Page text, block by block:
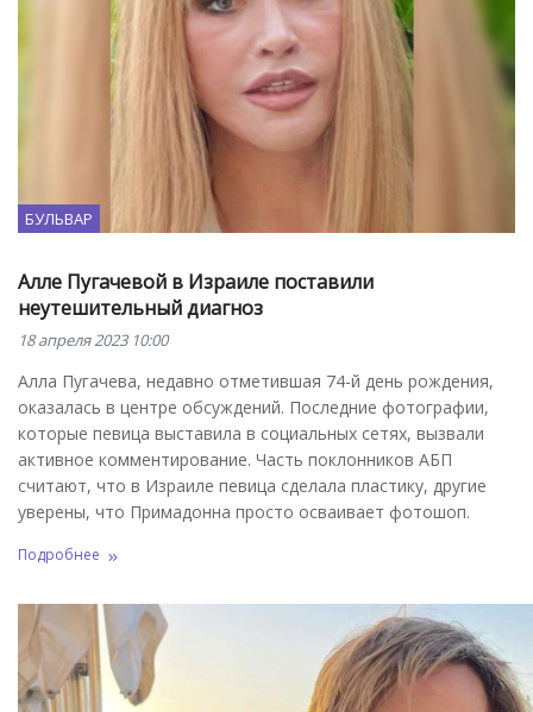
БУЛЬВАР
Алле Пугачевой в Израиле поставили
неутешительный диагноз
18 апреля 2023 10:00
Алла Пугачева, недавно отметившая 74-й день рождения,
оказалась в центре обсуждений. Последние фотографии,
которые певица выставила в социальных сетях, вызвали
активное комментирование. Часть поклонников АБП
считают, что в Израиле певица сделала пластику, другие
уверены, что Примадонна просто осваивает фотошоп.
Подробнее